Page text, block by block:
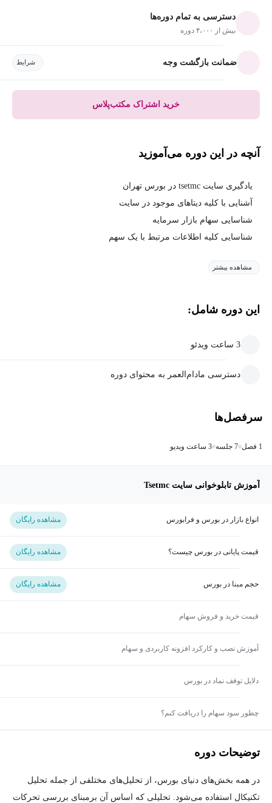
دسترسی به تمام دوره‌ها
بیش از ۴،۰۰۰ دوره
ضمانت بازگشت وجه شرایط
خرید اشتراک مکتب‌پلاس
آنچه در این دوره می‌آموزید
یادگیری سایت tsetmc در بورس تهران
آشنایی با کلیه دیتاهای موجود در سایت
شناسایی سهام بازار سرمایه
شناسایی کلیه اطلاعات مرتبط با یک سهم
مشاهده بیشتر
این دوره شامل:
3 ساعت ویدئو
دسترسی مادام‌العمر به محتوای دوره
سرفصل‌ها
1 فصل 7 جلسه 3 ساعت ویدیو
آموزش تابلوخوانی سایت Tsetmc
انواع بازار در بورس و فرابورس مشاهده رایگان
قیمت پایانی در بورس چیست؟ مشاهده رایگان
حجم مبنا در بورس مشاهده رایگان
قیمت خرید و فروش سهام
آموزش نصب و کارکرد افزونه کاربردی و سهام
دلایل توقف نماد در بورس
چطور سود سهام را دریافت کنم؟
توضیحات دوره
در همه بخش‌های دنیای بورس، از تحلیل‌های مختلفی از جمله تحلیل
تکنیکال استفاده می‌شود. تحلیلی که اساس آن برمبنای بررسی تحرکات